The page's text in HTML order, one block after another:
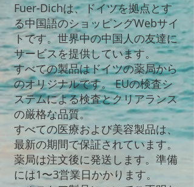
Fuer-Dichは、ドイツを拠点とす
る中国語のショッピングWebサイ
トです。世界中の中国人の友達に
サービスを提供しています。
すべての製品はドイツの薬局から
のオリジナルです。 EUの検査シ
ステムによる検査とクリアランス
の厳格な品質。
すべての医療および美容製品は、
最新の期間で保証されています。
薬局は注文後に発送します。準備
には1〜3営業日かかります。